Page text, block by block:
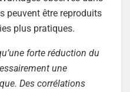
peuvent être reproduits
plus pratiques.
forte réduction du
une
Des corrélations